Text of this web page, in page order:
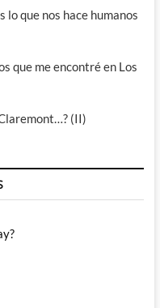
que nos hace humanos
que me encontré en Los
(II)